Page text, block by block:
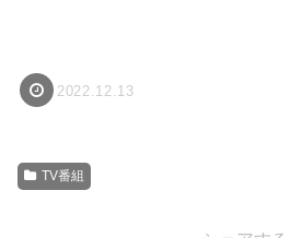
2022.12.13
TV番組